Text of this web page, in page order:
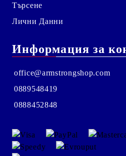
Търсене
Лични Данни
Информация за
office@armstrongshop.com
0889548419
0888452848